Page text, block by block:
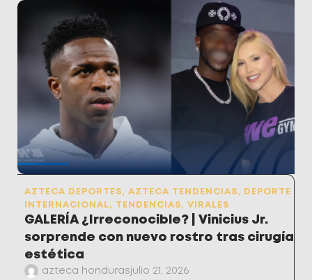
AZTECA DEPORTES, AZTECA TENDENCIAS,
DEPORTE
INTERNACIONAL, TENDENCIAS, VIRALES
GALERÍA ¿Irreconocible? | Vinicius Jr.
sorprende con nuevo rostro tras cirugía
estética
azteca hondurasjulio 21, 2026